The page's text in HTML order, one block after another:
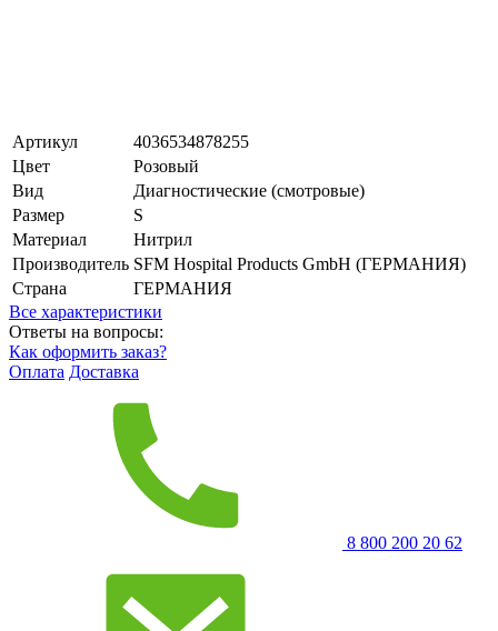
Артикул
4036534878255
Цвет
Розовый
Вид
Диагностические (смотровые)
Размер
S
Материал
Нитрил
Производитель SFM Hospital Products GmbH (ГЕРМАНИЯ)
Страна
ГЕРМАНИЯ
Все характеристики
Ответы на вопросы:
Как оформить заказ?
Оплата Доставка
8 800 200 20 62